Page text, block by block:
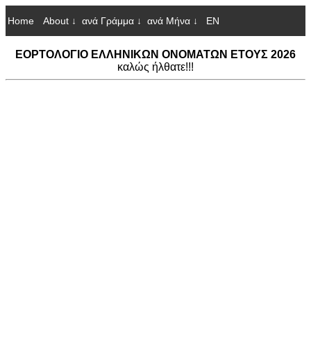
Home About ↓ ανά Γράμμα ↓ ανά Μήνα ↓ EN
ΕΟΡΤΟΛΟΓΙΟ ΕΛΛΗΝΙΚΩΝ ΟΝΟΜΑΤΩΝ ΕΤΟΥΣ 2026
καλώς ήλθατε!!!